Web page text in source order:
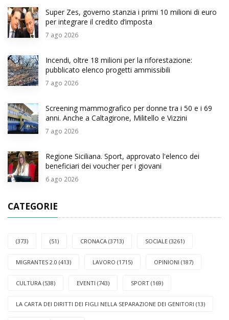
Super Zes, governo stanzia i primi 10 milioni di euro
per integrare il credito d’imposta
7 ago 2026
Incendi, oltre 18 milioni per la riforestazione:
pubblicato elenco progetti ammissibili
7 ago 2026
Screening mammografico per donne tra i 50 e i 69
anni. Anche a Caltagirone, Militello e Vizzini
7 ago 2026
Regione Siciliana. Sport, approvato l'elenco dei
beneficiari dei voucher per i giovani
6 ago 2026
CATEGORIE
(373) (51) CRONACA (3713) SOCIALE (3261)
MIGRANTES 2.0 (413) LAVORO (1715) OPINIONI (187)
CULTURA (538) EVENTI (743) SPORT (169)
LA CARTA DEI DIRITTI DEI FIGLI NELLA SEPARAZIONE DEI GENITORI (13)